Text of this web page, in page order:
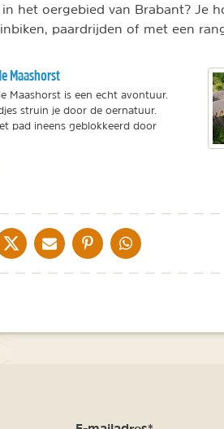
het oergebied van Brabant? Je
paardrijden of met een
Maashorst
Maashorst is een echt avontuur.
struin je door de oernatuur.
pad ineens geblokkeerd door
FACEBOOK
DELEN OP XDELEN VIA DE MAIL
DELEN OP PINTEREST
DELEN OP WHATSAPP